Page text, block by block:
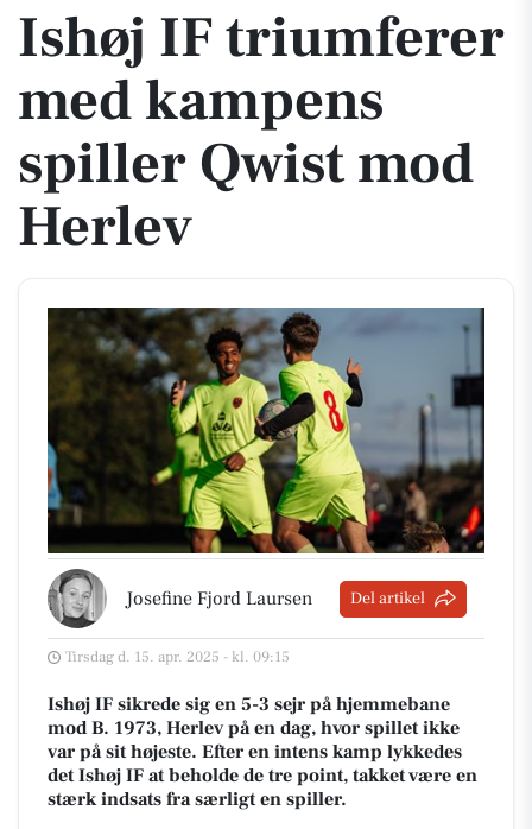
Ishøj IF triumferer
med kampens
spiller Qwist mod
Herlev
Josefine Fjord Laursen Del artikel
Tirsdag d. 15. apr. 2025 - kl. 09:15
Ishøj IF sikrede sig en 5-3 sejr på hjemmebane
mod B. 1973, Herlev på en dag, hvor spillet ikke
var på sit højeste. Efter en intens kamp lykkedes
det Ishøj IF at beholde de tre point, takket være en
stærk indsats fra særligt en spiller.